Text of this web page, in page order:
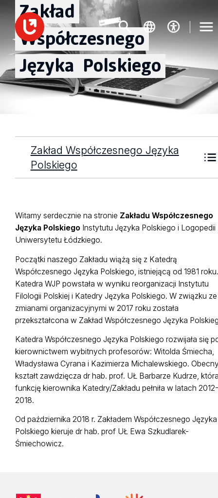
Zakład
Współczesnego
Języka Polskiego
Zakład Współczesnego Języka
Polskiego
Witamy serdecznie na stronie Zakładu Współczesnego
Języka Polskiego Instytutu Języka Polskiego i Logopedii
Uniwersytetu Łódzkiego.
Początki naszego Zakładu wiążą się z Katedrą
Współczesnego Języka Polskiego, istniejącą od 1981
Katedra WJP powstała w wyniku reorganizacji Instytutu
Filologii Polskiej i Katedry Języka Polskiego. W związku ze
zmianami organizacyjnymi w 2017 roku została
przekształcona w Zakład Współczesnego Języka
Katedra Współczesnego Języka Polskiego rozwijała się
kierownictwem wybitnych profesorów: Witolda Śmiecha,
Władysława Cyrana i Kazimierza Michalewskiego.
kształt zawdzięcza dr hab. prof. UŁ Barbarze Kudrze,
funkcję kierownika Katedry/Zakładu pełniła w latach
2018.
Od października 2018 r. Zakładem Współczesnego Języka
Polskiego kieruje dr hab. prof UŁ Ewa Szkudlarek-
Śmiechowicz.